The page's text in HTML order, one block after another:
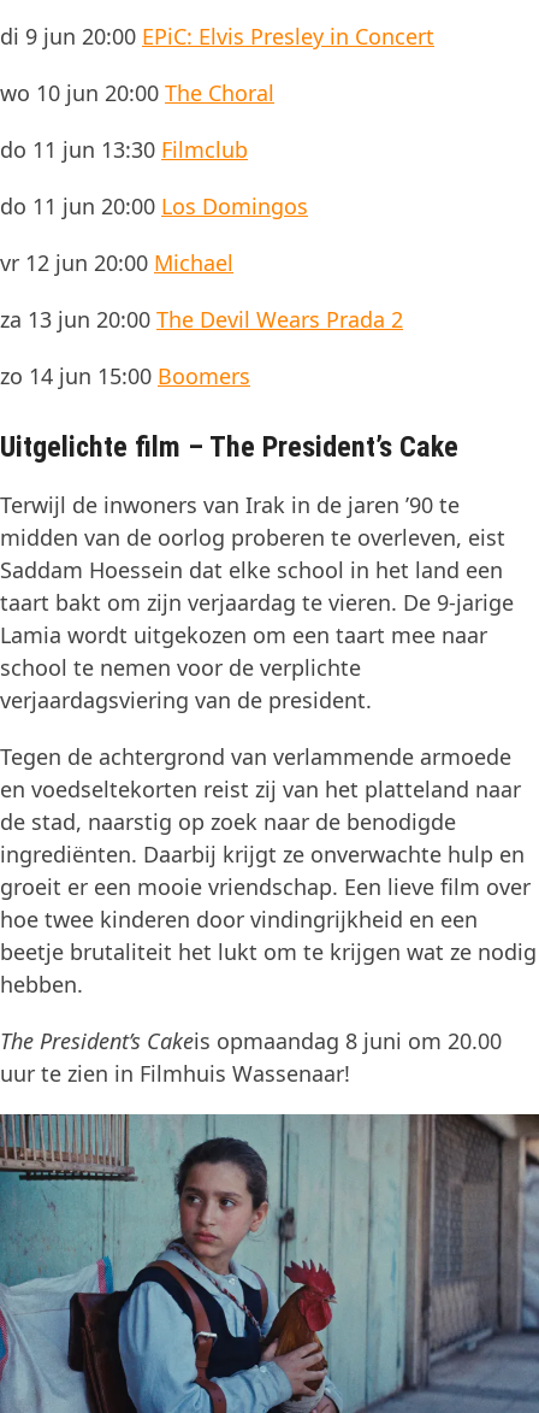
di 9 jun 20:00 EPiC: Elvis Presley in Concert
wo 10 jun 20:00 The Choral
do 11 jun 13:30 Filmclub
do 11 jun 20:00 Los Domingos
vr 12 jun 20:00 Michael
za 13 jun 20:00 The Devil Wears Prada 2
zo 14 jun 15:00 Boomers
Uitgelichte film – The President’s Cake
Terwijl de inwoners van Irak in de jaren ’90 te
midden van de oorlog proberen te overleven, eist
Saddam Hoessein dat elke school in het land een
taart bakt om zijn verjaardag te vieren. De 9-jarige
Lamia wordt uitgekozen om een taart mee naar
school te nemen voor de verplichte
verjaardagsviering van de president.
Tegen de achtergrond van verlammende armoede
en voedseltekorten reist zij van het platteland naar
de stad, naarstig op zoek naar de benodigde
ingrediënten. Daarbij krijgt ze onverwachte hulp en
groeit er een mooie vriendschap. Een lieve film over
hoe twee kinderen door vindingrijkheid en een
beetje brutaliteit het lukt om te krijgen wat ze nodig
hebben.
The President’s Cakeis opmaandag 8 juni om 20.00
uur te zien in Filmhuis Wassenaar!